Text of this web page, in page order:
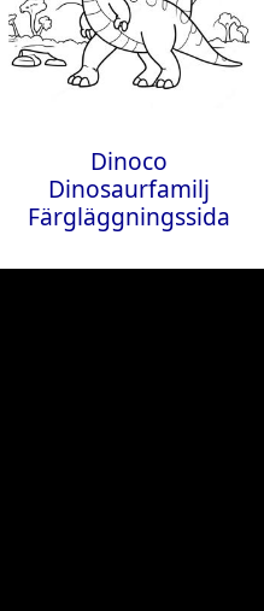
Dinoco
Dinosaurfamilj
Färgläggningssida